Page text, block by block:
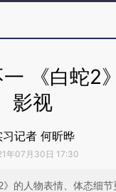
《白蛇2
影视
习记者 何昕晔
年07月30日 17:30
的人物表情、体态细